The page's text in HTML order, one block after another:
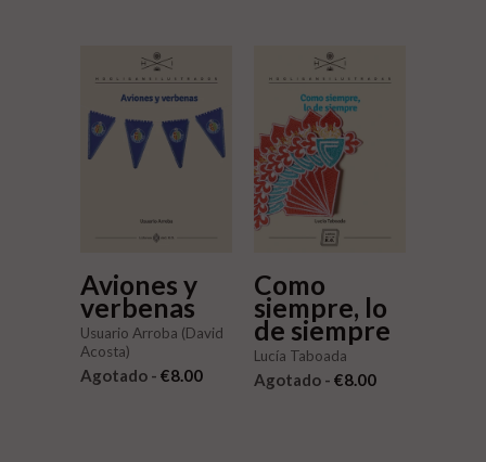
Aviones y
verbenas
Usuario Arroba (David
Acosta)
Agotado - €8.00
Como
siempre, lo
de siempre
Lucía Taboada
Agotado - €8.00